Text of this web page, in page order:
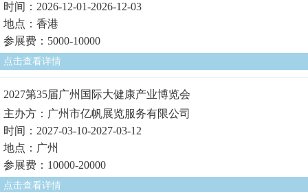
时间：2026-12-01-2026-12-03
地点：香港
参展费：5000-10000
点击查看详情
2027第35届广州国际大健康产业博览会
主办方：广州市亿帆展览服务有限公司
时间：2027-03-10-2027-03-12
地点：广州
参展费：10000-20000
点击查看详情